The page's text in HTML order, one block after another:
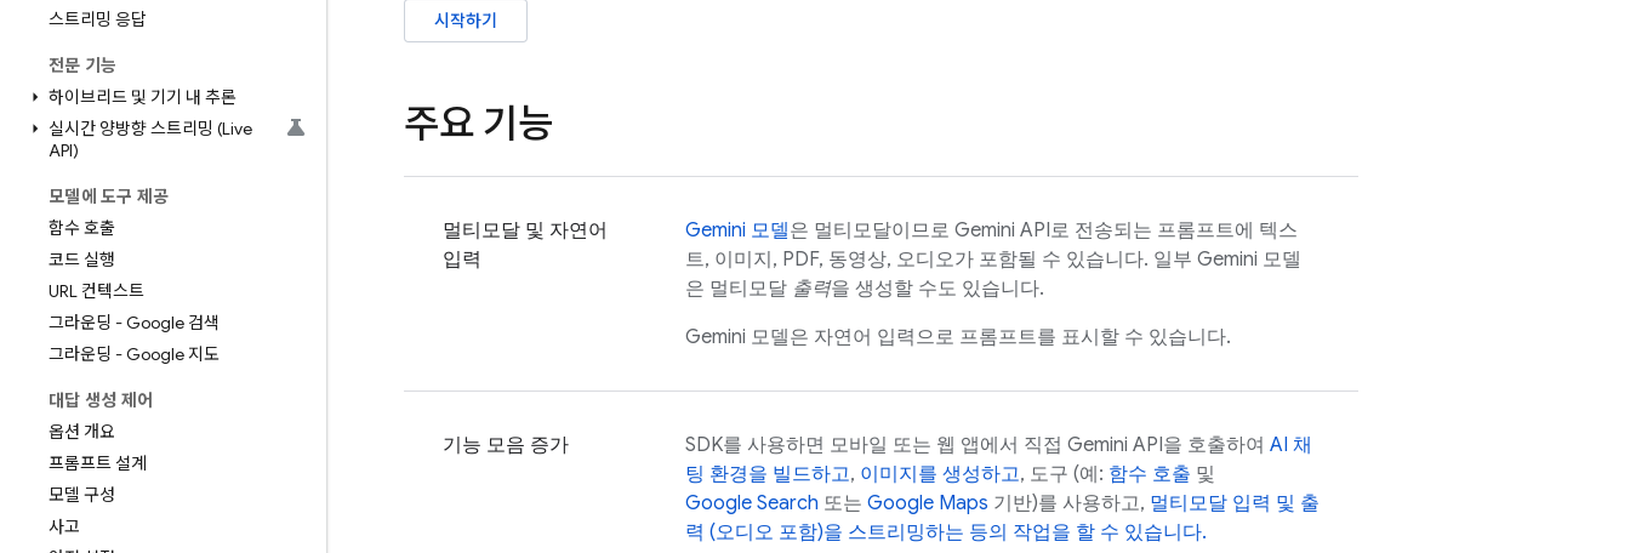
스트리밍 응답
전문 기능
하이브리드 및 기기 내 추론
실시간 양방향 스트리밍 (Live
API)
모델에 도구 제공
함수 호출
코드 실행
URL 컨텍스트
그라운딩 - Google 검색
그라운딩 - Google 지도
대답 생성 제어
옵션 개요
프롬프트 설계
모델 구성
사고
시작하기
주요 기능
멀티모달 및 자연어
입력
Gemini 모델은 멀티모달이므로 Gemini API로 전송되는 프롬프트에 텍스
트, 이미지, PDF, 동영상, 오디오가 포함될 수 있습니다. 일부 Gemini 모델
은 멀티모달 출력을 생성할 수도 있습니다.
Gemini 모델은 자연어 입력으로 프롬프트를 표시할 수 있습니다.
기능 모음 증가 SDK를 사용하면 모바일 또는 웹 앱에서 직접 Gemini API을 호출하여 AI 채
팅 환경을 빌드하고, 이미지를 생성하고, 도구 (예: 함수 호출 및
Google Search 또는 Google Maps 기반)를 사용하고, 멀티모달 입력 및 출
력 (오디오 포함)을 스트리밍하는 등의 작업을 할 수 있습니다.